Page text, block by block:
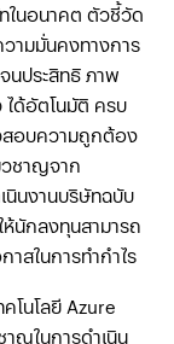
ในอนาคต ตัวชี้วัด
ามมั่นคงทางการ
นประสิทธิ ภาพ
ด้อัตโนมัติ ครบ
สอบความถูกต้อง
วชาญจาก
นินงานบริษัทฉบับ
นักลงทุนสามารถ
สในการทำกำไร
โนโลยี Azure
ญในการดำเนิน